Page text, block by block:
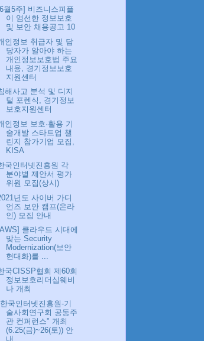
월5주] 비즈니스피플
이 엄선한 정보보호
및 보안 채용공고 10
인정보 취급자 및 담
당자가 알아야 하는
개인정보보호법 주요
내용, 경기정보보호
지원센터
해사고 분석 및 디지
털 포렌식, 경기정보
보호지원센터
인정보 보호·활용 기
술개발 스타트업 챌
린지 참가기업 모집,
KISA
국인터넷진흥원 각
분야별 제안서 평가
위원 모집(상시)
년도 사이버 가디
언즈 보안 캠프(온라
인) 모집 안내
클라우드 시대에
맞는 Security
Modernization(보안
현대화)를 ...
국CISSP협회 제60회
정보보호리더십웨비
나 개최
국인터넷진흥원-기
술사회연구회 공동주
관 컨퍼런스" 개최
(6.25(금)~26(토)) 안
내